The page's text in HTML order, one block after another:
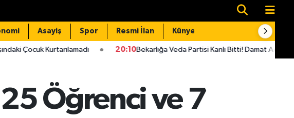
Asayiş Spor Resmi İlan Künye
20:10Bekarlığa Veda Partisi Kanlı Bitti! Damat Adayı Cezaevine Girdi
25 Öğrenci ve 7